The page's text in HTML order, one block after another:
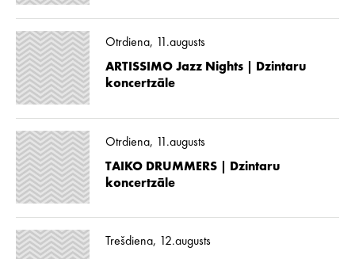
Otrdiena, 11.augusts
ARTISSIMO Jazz Nights | Dzintaru
koncertzāle
Otrdiena, 11.augusts
TAIKO DRUMMERS | Dzintaru
koncertzāle
Trešdiena, 12.augusts